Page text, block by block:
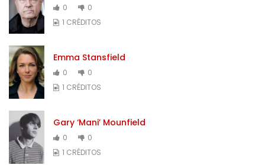
0
0
1 CRÉDITOS
Emma Stansfield
0
0
1 CRÉDITOS
Gary ‘Mani’ Mounfield
0
0
1 CRÉDITOS